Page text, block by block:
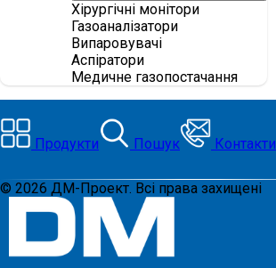
Хірургічні монітори
Газоаналізатори
Випаровувачі
Аспіратори
Медичне газопостачання
Продукти Пошук Контакти
© 2026 ДМ-Проект. Всі права захищені